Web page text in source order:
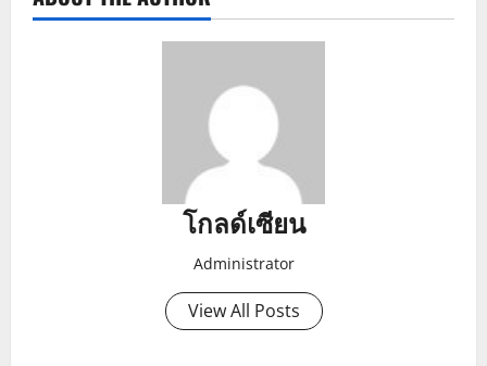
โกลด์เซียน
Administrator
View All Posts